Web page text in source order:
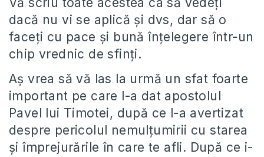
dacă nu vi se aplică și dvs, dar să o
faceți cu pace și bună înțelegere într-un
chip vrednic de sfinți.
Aș vrea să vă las la urmă un sfat foarte
important pe care l-a dat apostolul
Pavel lui Timotei, după ce l-a avertizat
despre pericolul nemulțumirii cu starea
și împrejurările în care te afli. După ce i-